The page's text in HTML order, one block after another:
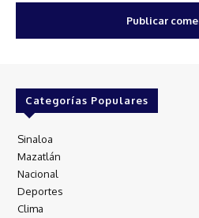
Categorías Populares
Sinaloa
Mazatlán
Nacional
Deportes
Clima